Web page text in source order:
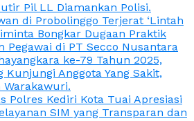
Pil LL Diamankan Polisi.
di Probolinggo Terjerat ‘Lintah
Bongkar Dugaan Praktik
Pegawai di PT Secco Nusantara
ke-79 Tahun 2025,
Kunjungi Anggota Yang Sakit,
Polres Kediri Kota Tuai Apresiasi
SIM yang Transparan dan